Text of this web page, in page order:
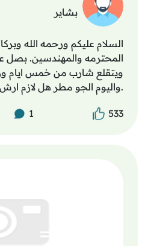
بشاير
السلام عليكم ورحمه الله
ويتقلع شارب من خمس ايام
.واليوم الجو مطر هل لازم ارش
533
1